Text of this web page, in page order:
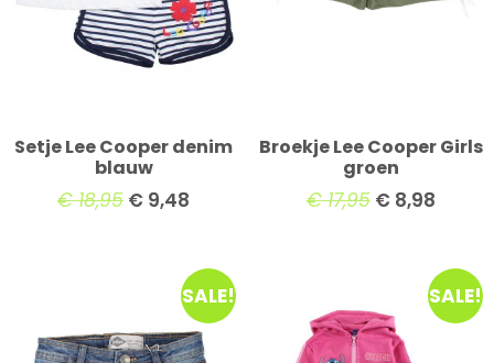
Setje Lee Cooper denim
blauw
€18,95 € 9,48
Broekje Lee Cooper Girls
groen
€17,95 €8,98
SALE! SALE!